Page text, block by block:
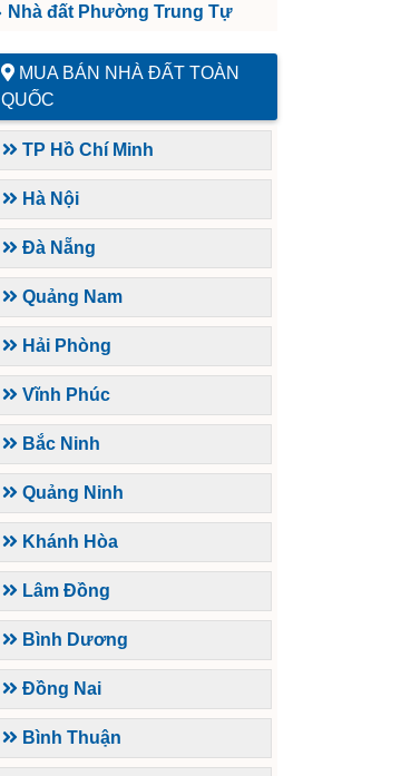
Nhà đất Phường Trung Tự
MUA BÁN NHÀ ĐẤT TOÀN
QUỐC
TP Hồ Chí Minh
Hà Nội
Đà Nẵng
Quảng Nam
Hải Phòng
Vĩnh Phúc
Bắc Ninh
Quảng Ninh
Khánh Hòa
Lâm Đồng
Bình Dương
Đồng Nai
Bình Thuận